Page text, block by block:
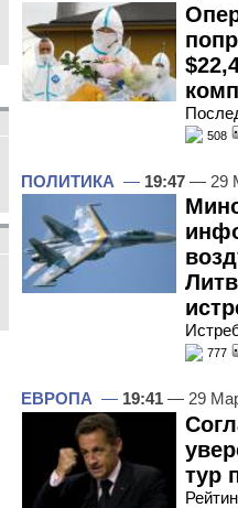
508
ПОЛИТИКА — 19:47 — 29
777
ЕВРОПА — 19:41 — 29
тур